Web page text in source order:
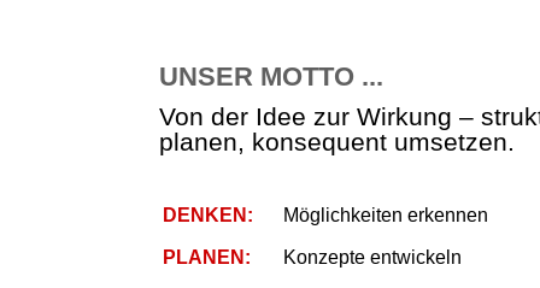
UNSER MOTTO ...
Von der Idee zur Wirkung –
planen, konsequent umsetzen.
DENKEN: Möglichkeiten erkennen
PLANEN: Konzepte entwickeln